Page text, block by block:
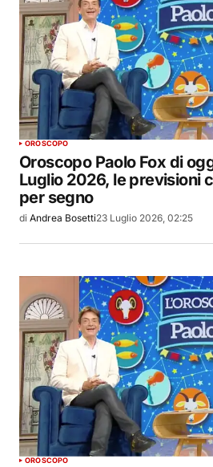
OROSCOPO
Oroscopo Paolo Fox di
Luglio 2026, le previsioni
per segno
di Andrea Bosetti23 Luglio 2026, 02:25
OROSCOPO